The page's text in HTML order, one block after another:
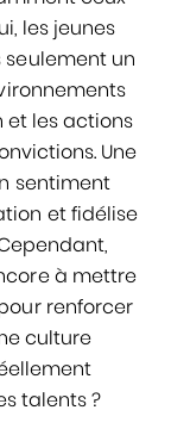
les jeunes
un
et les actions
Une
sentiment
et fidélise
à mettre
renforcer
culture
talents ?